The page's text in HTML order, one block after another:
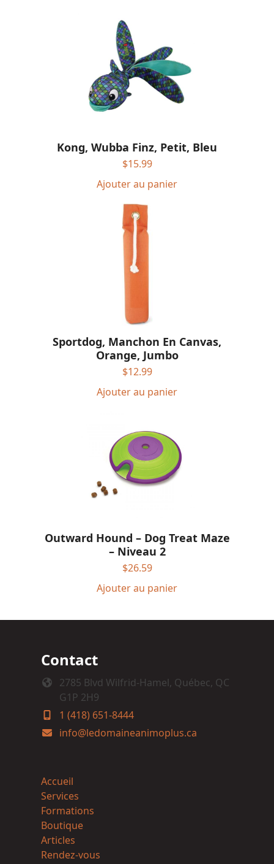
Kong, Wubba Finz, Petit, Bleu
$15.99
Ajouter au panier
Sportdog, Manchon En Canvas,
Orange, Jumbo
$12.99
Ajouter au panier
Outward Hound – Dog Treat Maze
– Niveau 2
$26.59
Ajouter au panier
Contact
2785 Blvd Wilfrid-Hamel, Québec, QC
G1P 2H9
1 (418) 651-8444
info@ledomaineanimoplus.ca
Accueil
Services
Formations
Boutique
Articles
Rendez-vous